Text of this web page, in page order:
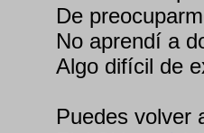
De
No aprendí a
Algo difícil de
Puedes volver